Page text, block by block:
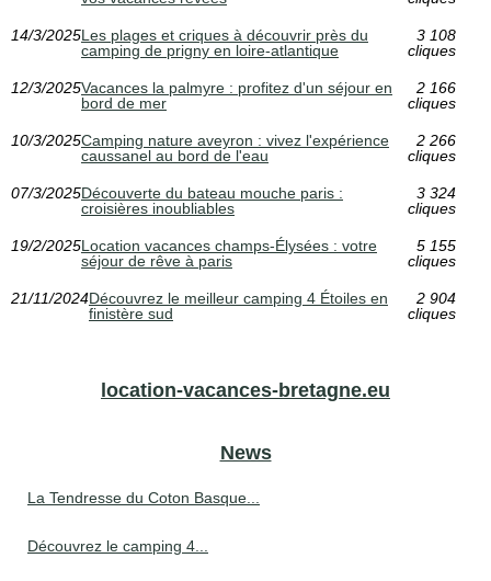
14/3/2025Les plages et criques à découvrir près du
camping de prigny en loire-atlantique
3 108
cliques
12/3/2025Vacances la palmyre : profitez d'un séjour en
bord de mer
2 166
cliques
10/3/2025Camping nature aveyron : vivez l'expérience
caussanel au bord de l'eau
2 266
cliques
07/3/2025Découverte du bateau mouche paris :
croisières inoubliables
3 324
cliques
19/2/2025Location vacances champs-Élysées : votre
séjour de rêve à paris
5 155
cliques
21/11/2024Découvrez le meilleur camping 4 Étoiles en
finistère sud
2 904
cliques
location-vacances-bretagne.eu
News
La Tendresse du Coton Basque...
Découvrez le camping 4...